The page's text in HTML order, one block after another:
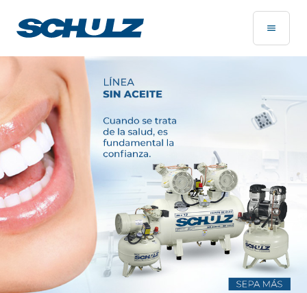
Página de Inicio - Schulz Compressores